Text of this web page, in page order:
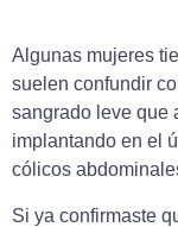
Algunas mujeres
suelen confundir
sangrado leve que
implantando en el
cólicos
Si ya confirmaste